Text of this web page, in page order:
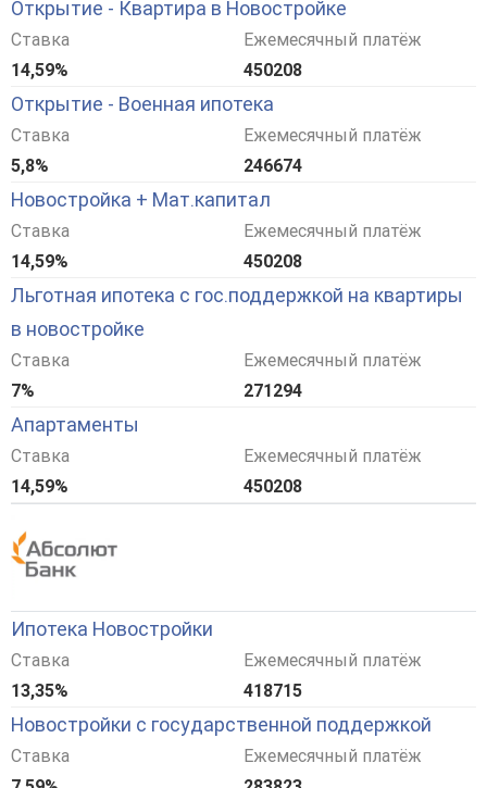
Открытие - Квартира в Новостройке
Ставка
14,59%
Ежемесячный платёж
450208
Открытие - Военная ипотека
Ставка
5,8%
Ежемесячный платёж
246674
Новостройка + Мат.капитал
Ставка
14,59%
Ежемесячный платёж
450208
Льготная ипотека с гос.поддержкой на квартиры
в новостройке
Ставка
7%
Ежемесячный платёж
271294
Апартаменты
Ставка
14,59%
Ежемесячный платёж
450208
Ипотека Новостройки
Ставка
13,35%
Ежемесячный платёж
418715
Новостройки с государственной поддержкой
Ставка
Ежемесячный платёж